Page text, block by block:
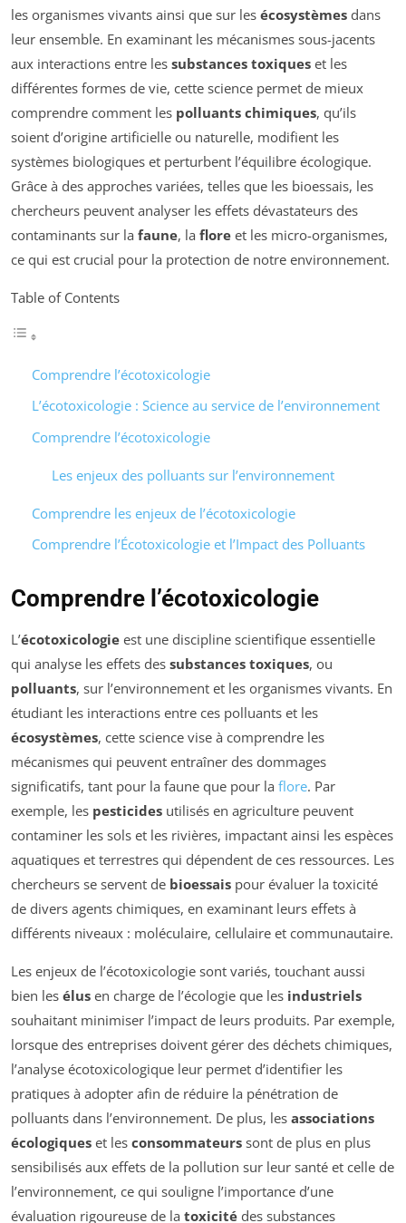
les organismes vivants ainsi que sur les écosystèmes dans
leur ensemble. En examinant les mécanismes sous-jacents
aux interactions entre les substances toxiques et les
différentes formes de vie, cette science permet de mieux
comprendre comment les polluants chimiques, qu’ils
soient d’origine artificielle ou naturelle, modifient les
systèmes biologiques et perturbent l’équilibre écologique.
Grâce à des approches variées, telles que les bioessais, les
chercheurs peuvent analyser les effets dévastateurs des
contaminants sur la faune, la flore et les micro-organismes,
ce qui est crucial pour la protection de notre environnement.
Table of Contents
Comprendre l’écotoxicologie
L’écotoxicologie : Science au service de l’environnement
Comprendre l’écotoxicologie
Les enjeux des polluants sur l’environnement
Comprendre les enjeux de l’écotoxicologie
Comprendre l’Écotoxicologie et l’Impact des Polluants
Comprendre l’écotoxicologie
L’écotoxicologie est une discipline scientifique essentielle
qui analyse les effets des substances toxiques, ou
polluants, sur l’environnement et les organismes vivants. En
étudiant les interactions entre ces polluants et les
écosystèmes, cette science vise à comprendre les
mécanismes qui peuvent entraîner des dommages
significatifs, tant pour la faune que pour la flore. Par
exemple, les pesticides utilisés en agriculture peuvent
contaminer les sols et les rivières, impactant ainsi les espèces
aquatiques et terrestres qui dépendent de ces ressources. Les
chercheurs se servent de bioessais pour évaluer la toxicité
de divers agents chimiques, en examinant leurs effets à
différents niveaux : moléculaire, cellulaire et communautaire.
Les enjeux de l’écotoxicologie sont variés, touchant aussi
bien les élus en charge de l’écologie que les industriels
souhaitant minimiser l’impact de leurs produits. Par exemple,
lorsque des entreprises doivent gérer des déchets chimiques,
l’analyse écotoxicologique leur permet d’identifier les
pratiques à adopter afin de réduire la pénétration de
polluants dans l’environnement. De plus, les associations
écologiques et les consommateurs sont de plus en plus
sensibilisés aux effets de la pollution sur leur santé et celle de
l’environnement, ce qui souligne l’importance d’une
évaluation rigoureuse de la toxicité des substances